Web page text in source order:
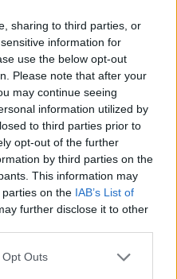
sharing to third parties, or
information for
use the below opt-out
Please note that after your
may continue seeing
information utilized by
to third parties prior to
opt-out of the further
by third parties on the
This information may
on the IAB’s List of
further disclose it to other
uses one or more Google
Outs